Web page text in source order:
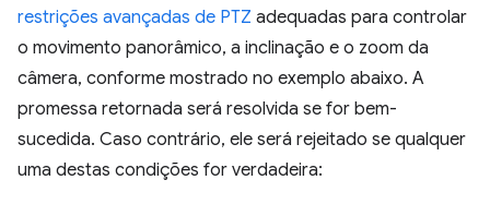
restrições avançadas de PTZ adequadas para controlar
o movimento panorâmico, a inclinação e o zoom da
câmera, conforme mostrado no exemplo abaixo. A
promessa retornada será resolvida se for bem-
sucedida. Caso contrário, ele será rejeitado se qualquer
uma destas condições for verdadeira: